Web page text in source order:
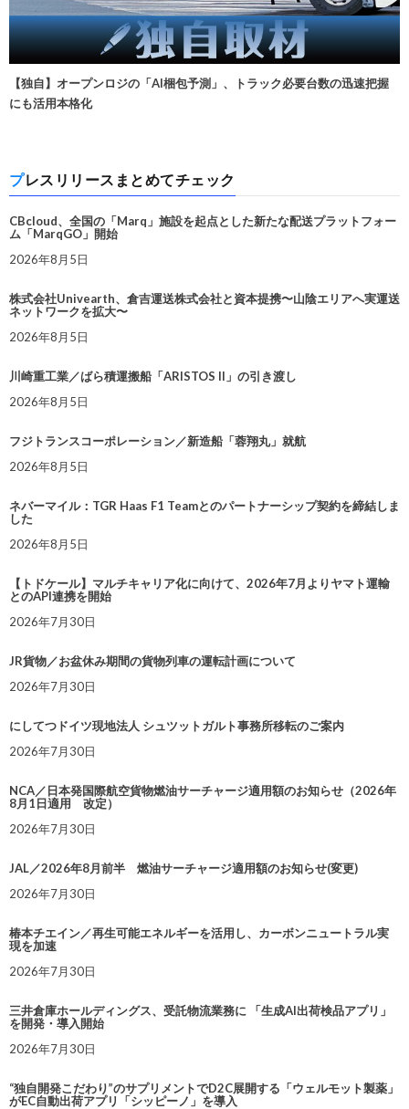
【独自】オープンロジの「AI梱包予測」、トラック必要台数の迅速把握
にも活用本格化
プレスリリースまとめてチェック
CBcloud、全国の「Marq」施設を起点とした新たな配送プラットフォー
ム「MarqGO」開始
2026年8月5日
株式会社Univearth、倉吉運送株式会社と資本提携〜山陰エリアへ実運送
ネットワークを拡大〜
2026年8月5日
川崎重工業／ばら積運搬船「ARISTOS II」の引き渡し
2026年8月5日
フジトランスコーポレーション／新造船「蓉翔丸」就航
2026年8月5日
ネバーマイル：TGR Haas F1 Teamとのパートナーシップ契約を締結しま
した
2026年8月5日
【トドケール】マルチキャリア化に向けて、2026年7月よりヤマト運輸
とのAPI連携を開始
2026年7月30日
JR貨物／お盆休み期間の貨物列車の運転計画について
2026年7月30日
にしてつドイツ現地法人 シュツットガルト事務所移転のご案内
2026年7月30日
NCA／日本発国際航空貨物燃油サーチャージ適用額のお知らせ（2026年
8月1日適用 改定）
2026年7月30日
JAL／2026年8月前半 燃油サーチャージ適用額のお知らせ(変更)
2026年7月30日
椿本チエイン／再生可能エネルギーを活用し、カーボンニュートラル実
現を加速
2026年7月30日
三井倉庫ホールディングス、受託物流業務に 「生成AI出荷検品アプリ」
を開発・導入開始
2026年7月30日
“独自開発こだわり”のサプリメントでD2C展開する「ウェルモット製薬」
がEC自動出荷アプリ「シッピーノ」を導入